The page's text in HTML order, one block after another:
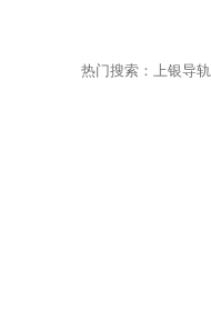
热门搜索：上银导